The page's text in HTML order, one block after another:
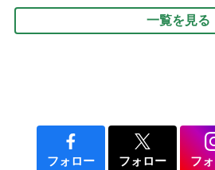
一覧を見る
フォロー フォロー フ